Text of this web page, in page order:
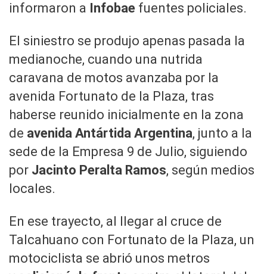
informaron a Infobae fuentes policiales.
El siniestro se produjo apenas pasada la
medianoche, cuando una nutrida
caravana de motos avanzaba por la
avenida Fortunato de la Plaza, tras
haberse reunido inicialmente en la zona
de avenida Antártida Argentina, junto a la
sede de la Empresa 9 de Julio, siguiendo
por Jacinto Peralta Ramos, según medios
locales.
En ese trayecto, al llegar al cruce de
Talcahuano con Fortunato de la Plaza, un
motociclista se abrió unos metros